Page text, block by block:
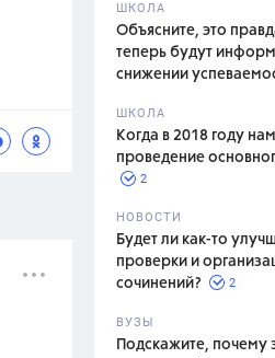
ШКОЛА
Объясните, это
теперь будут
снижении
ШКОЛА
Когда в 2018 году
проведение
2
НОВОСТИ
Будет ли как-то
проверки и
сочинений?
2
ВУЗЫ
Подскажите, почему